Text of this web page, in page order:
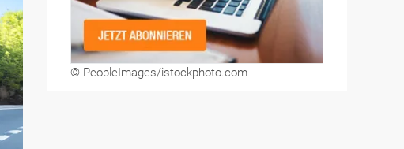
© PeopleImages/istockphoto.com